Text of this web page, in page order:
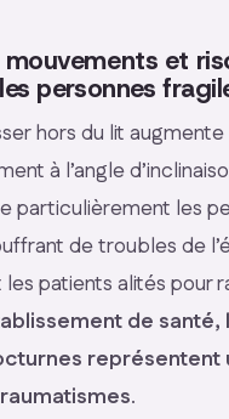
et
personnes
hors du lit augmente
à l’angle
particulièrement les
de troubles de
patients alités pour
de santé,
représentent
.